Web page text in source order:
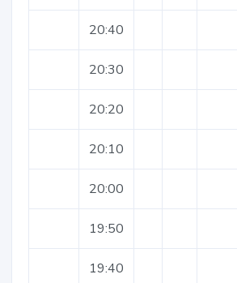
20:40
20:30
20:20
20:10
20:00
19:50
19:40